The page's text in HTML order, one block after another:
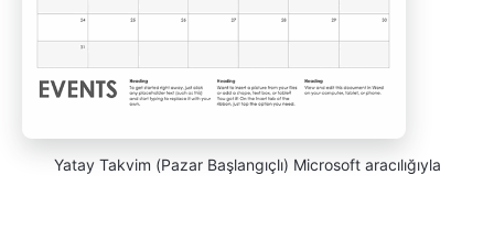
Yatay Takvim (Pazar Başlangıçlı) Microsoft aracılığıyla